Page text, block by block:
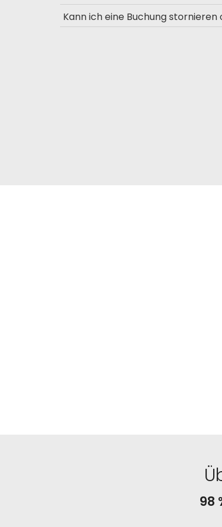
Kann ich eine Buchung stornieren
98